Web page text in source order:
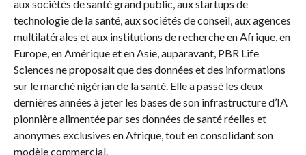
aux sociétés de santé grand public, aux startups de
technologie de la santé, aux sociétés de conseil, aux agences
multilatérales et aux institutions de recherche en Afrique, en
Europe, en Amérique et en Asie, auparavant, PBR Life
Sciences ne proposait que des données et des informations
sur le marché nigérian de la santé. Elle a passé les deux
dernières années à jeter les bases de son infrastructure d’IA
pionnière alimentée par ses données de santé réelles et
anonymes exclusives en Afrique, tout en consolidant son
modèle commercial.